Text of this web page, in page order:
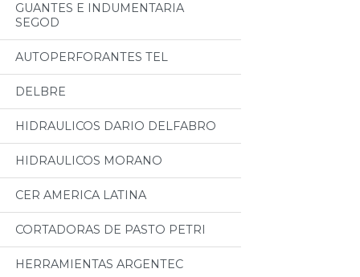
GUANTES E INDUMENTARIA
SEGOD
AUTOPERFORANTES TEL
DELBRE
HIDRAULICOS DARIO DELFABRO
HIDRAULICOS MORANO
CER AMERICA LATINA
CORTADORAS DE PASTO PETRI
HERRAMIENTAS ARGENTEC